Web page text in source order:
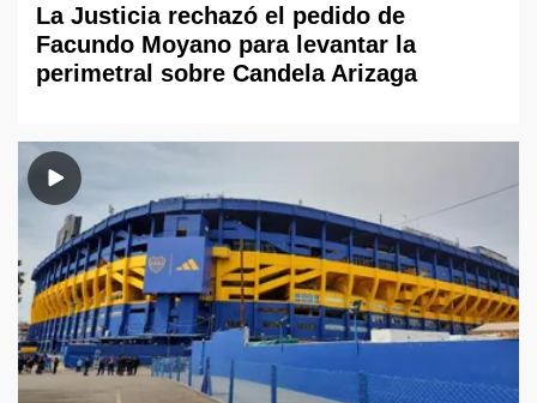
La Justicia rechazó el pedido de
Facundo Moyano para levantar la
perimetral sobre Candela Arizaga